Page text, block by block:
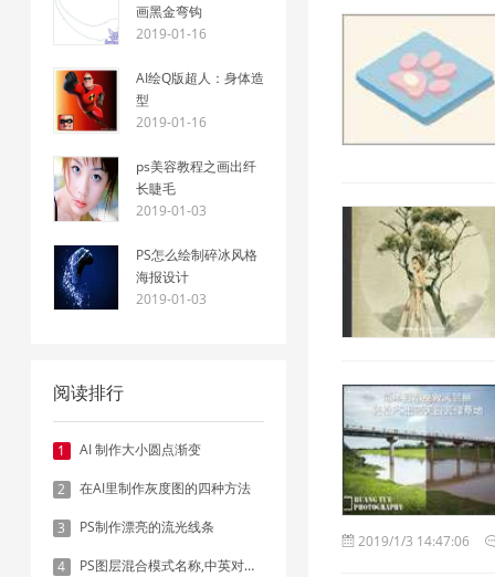
画黑金弯钩
2019-01-16
AI绘Q版超人：身体造
型
2019-01-16
ps美容教程之画出纤
长睫毛
2019-01-03
PS怎么绘制碎冰风格
海报设计
2019-01-03
阅读排行
1 AI 制作大小圆点渐变
2 在AI里制作灰度图的四种方法
3 PS制作漂亮的流光线条
4 PS图层混合模式名称,中英对照表
2019/1/3 14:47:06